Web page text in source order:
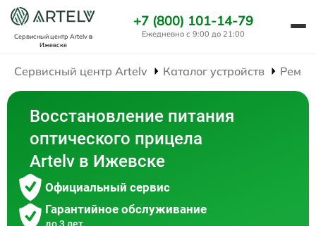
Сервисный центр Artelvв
Ижевске
+7 (800) 101-14-79
Ежедневно с 9:00 до 21:00
Сервисный центр Artelv Каталог устройств
Восстановление питания
оптического прицела
Artelv в Ижевске
Официальный сервис
Гарантийное обслуживание